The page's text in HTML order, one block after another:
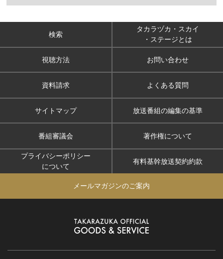
検索
タカラヅカ・スカイ
・ステージとは
視聴方法 お問い合わせ
資料請求 よくある質問
サイトマップ 放送番組の編集の基準
番組審議会 著作権について
プライバシーポリシー
について
有料基幹放送契約約款
メールマガジンのご案内